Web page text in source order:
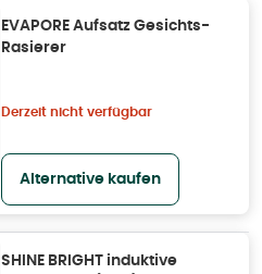
EVAPORE Aufsatz Gesichts-
Rasierer
Derzeit nicht verfügbar
Alternative kaufen
SHINE BRIGHT induktive